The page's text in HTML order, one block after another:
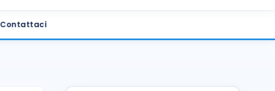
Contattaci